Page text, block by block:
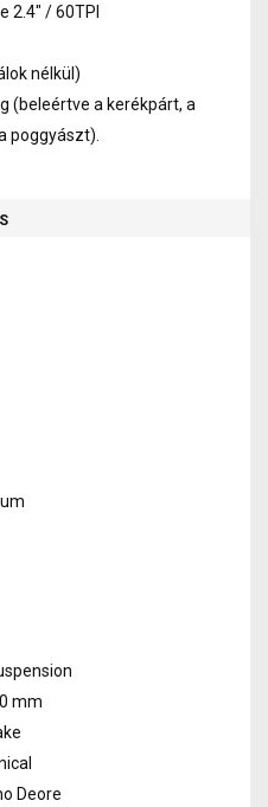
2.4" / 60TPI
nélkül)
(beleértve a kerékpárt, a
poggyászt).
mm
Deore